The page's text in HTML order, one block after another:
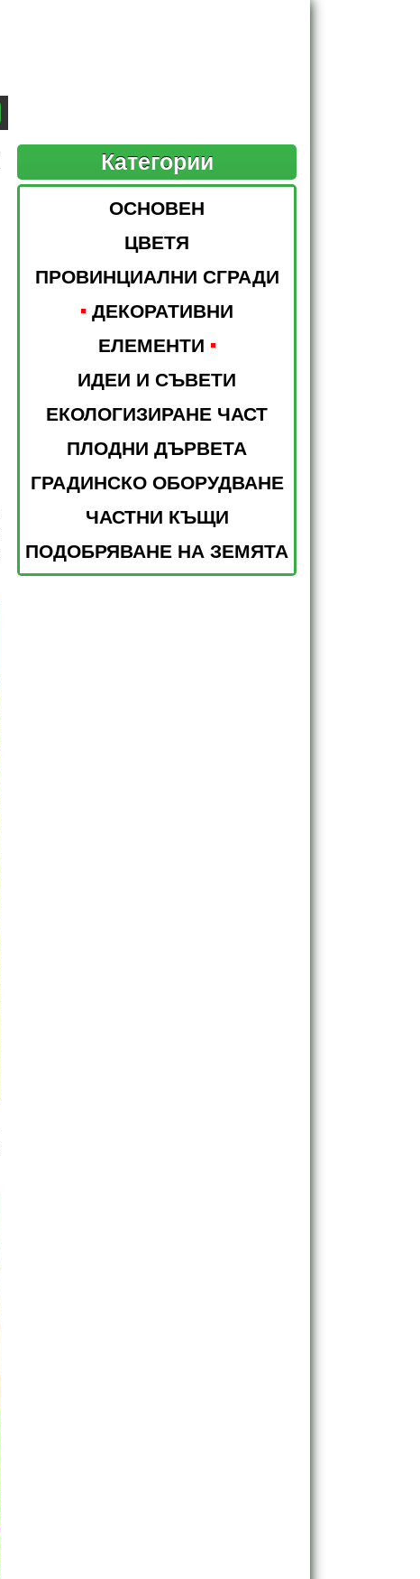
Категории
ОСНОВЕН
ЦВЕТЯ
ПРОВИНЦИАЛНИ СГРАДИ
ДЕКОРАТИВНИ
ЕЛЕМЕНТИ
ИДЕИ И СЪВЕТИ
ЕКОЛОГИЗИРАНЕ ЧАСТ
ПЛОДНИ ДЪРВЕТА
ГРАДИНСКО ОБОРУДВАНЕ
ЧАСТНИ КЪЩИ
ПОДОБРЯВАНЕ НА ЗЕМЯТА